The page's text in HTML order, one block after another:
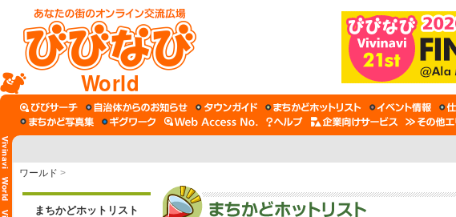
World
ワールド >
まちかどホットリスト